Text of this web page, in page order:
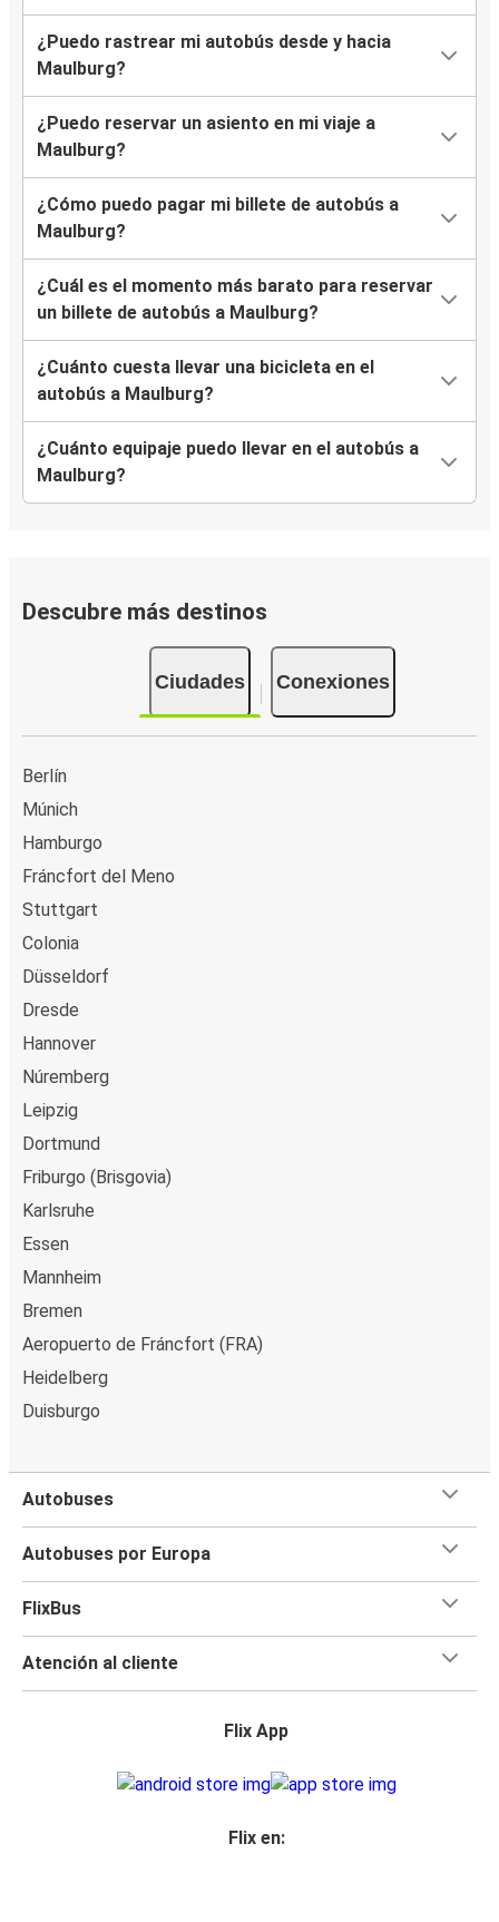
¿Puedo rastrear mi autobús desde y hacia
Maulburg?
¿Puedo reservar un asiento en mi viaje a
Maulburg?
¿Cómo puedo pagar mi billete de autobús a
Maulburg?
¿Cuál es el momento más barato para reservar
un billete de autobús a Maulburg?
¿Cuánto cuesta llevar una bicicleta en el
autobús a Maulburg?
¿Cuánto equipaje puedo llevar en el autobús a
Maulburg?
Descubre más destinos
Ciudades Conexiones
Berlín
Múnich
Hamburgo
Fráncfort del Meno
Stuttgart
Colonia
Düsseldorf
Dresde
Hannover
Núremberg
Leipzig
Dortmund
Friburgo (Brisgovia)
Karlsruhe
Essen
Mannheim
Bremen
Aeropuerto de Fráncfort (FRA)
Heidelberg
Duisburgo
Autobuses
Autobuses por Europa
FlixBus
Atención al cliente
Flix App
Flix en: